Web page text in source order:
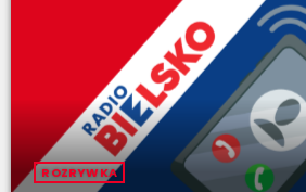
ROZRYWKA